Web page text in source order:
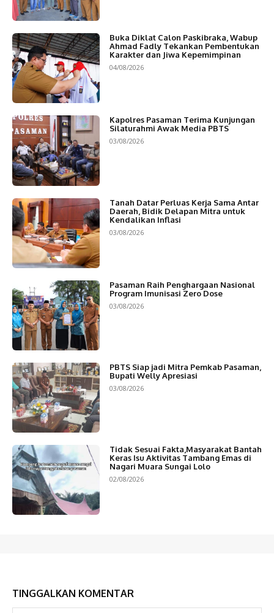
Buka Diklat Calon Paskibraka, Wabup
Ahmad Fadly Tekankan Pembentukan
Karakter dan Jiwa Kepemimpinan
04/08/2026
Kapolres Pasaman Terima Kunjungan
Silaturahmi Awak Media PBTS
03/08/2026
Tanah Datar Perluas Kerja Sama Antar
Daerah, Bidik Delapan Mitra untuk
Kendalikan Inflasi
03/08/2026
Pasaman Raih Penghargaan Nasional
Program Imunisasi Zero Dose
03/08/2026
PBTS Siap jadi Mitra Pemkab Pasaman,
Bupati Welly Apresiasi
03/08/2026
Tidak Sesuai Fakta,Masyarakat Bantah
Keras Isu Aktivitas Tambang Emas di
Nagari Muara Sungai Lolo
02/08/2026
TINGGALKAN KOMENTAR